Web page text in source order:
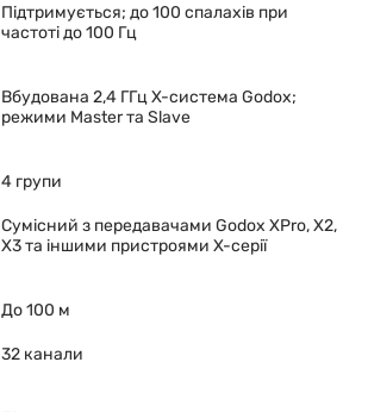
Підтримується; до 100 спалахів при
частоті до 100 Гц
Вбудована 2,4 ГГц X-система Godox;
режими Master та Slave
4 групи
Сумісний з передавачами Godox XPro, X2,
X3 та іншими пристроями X-серії
До 100 м
32 канали